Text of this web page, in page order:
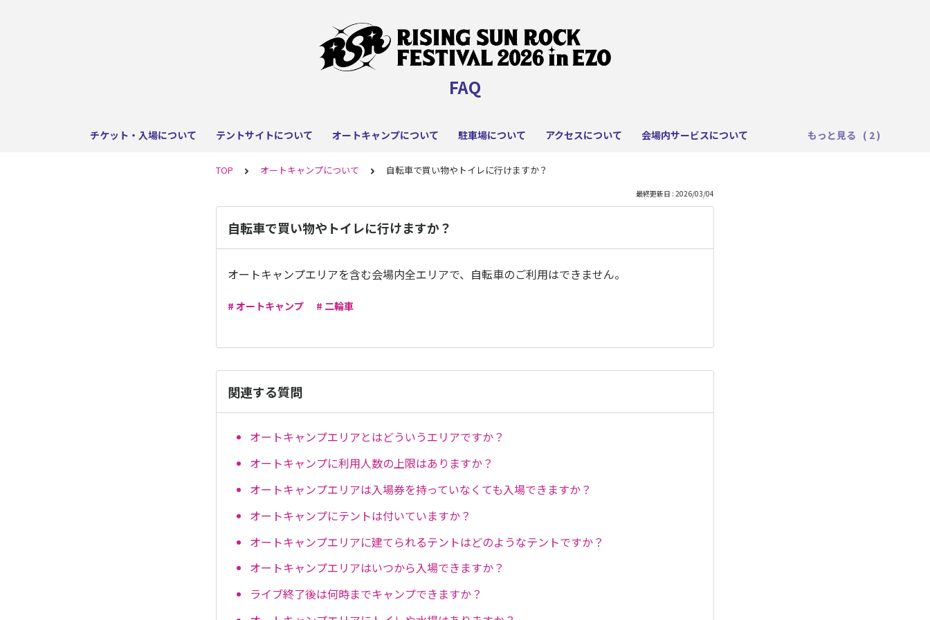
FAQ
チケット・入場について テントサイトについて オートキャンプについて 駐車場について アクセスについて 会場内サービスについて もっと見る
TOP オートキャンプについて 自転車で買い物やトイレに行けますか？
最終更新日 : 2026/03/04
自転車で買い物やトイレに行けますか？
オートキャンプエリアを含む会場内全エリアで、自転車のご利用はできません。
# オートキャンプ # 二輪車
関連する質問
オートキャンプエリアとはどういうエリアですか？
オートキャンプに利用人数の上限はありますか？
オートキャンプエリアは入場券を持っていなくても入場できますか？
オートキャンプにテントは付いていますか？
オートキャンプエリアに建てられるテントはどのようなテントですか？
オートキャンプエリアはいつから入場できますか？
ライブ終了後は何時までキャンプできますか？